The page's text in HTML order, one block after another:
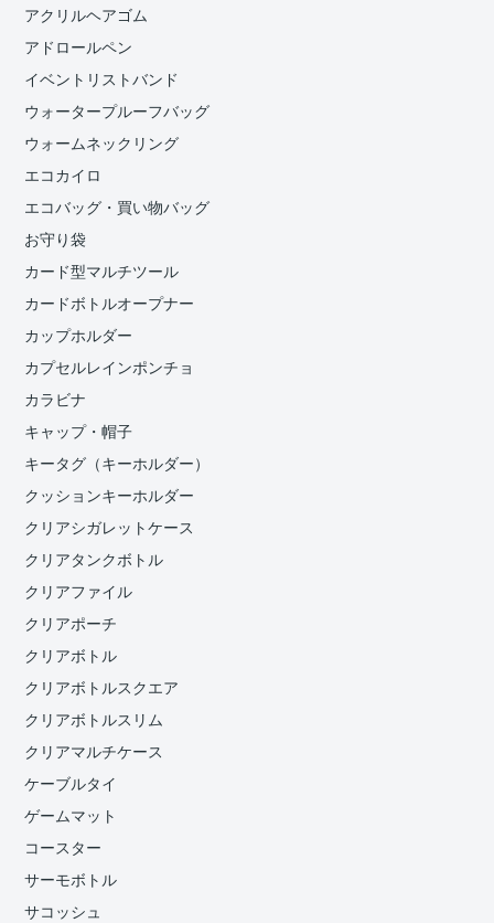
アクリルヘアゴム
アドロールペン
イベントリストバンド
ウォータープルーフバッグ
ウォームネックリング
エコカイロ
エコバッグ・買い物バッグ
お守り袋
カード型マルチツール
カードボトルオープナー
カップホルダー
カプセルレインポンチョ
カラビナ
キャップ・帽子
キータグ（キーホルダー）
クッションキーホルダー
クリアシガレットケース
クリアタンクボトル
クリアファイル
クリアポーチ
クリアボトル
クリアボトルスクエア
クリアボトルスリム
クリアマルチケース
ケーブルタイ
ゲームマット
コースター
サーモボトル
サコッシュ